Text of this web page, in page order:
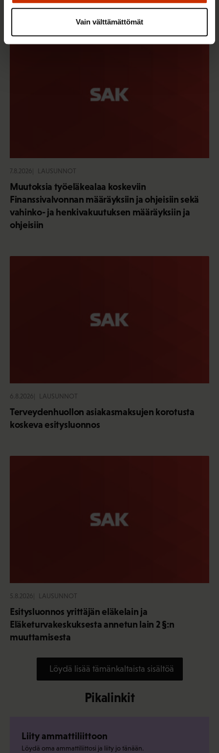
Vain välttämättömät
Sinua saattaa myös kiinnostaa
7.8.2026 LAUSUNNOT
Muutoksia työeläkealaa koskeviin
Finanssivalvonnan määräyksiin ja ohjeisiin sekä
vahinko- ja henkivakuutuksen määräyksiin ja
ohjeisiin
6.8.2026 LAUSUNNOT
Terveydenhuollon asiakasmaksujen korotusta
koskeva esitysluonnos
5.8.2026 LAUSUNNOT
Esitysluonnos yrittäjän eläkelain ja
Eläketurvakeskuksesta annetun lain 2 §:n
muuttamisesta
Löydä lisää tämänkaltaista sisältöä
Pikalinkit
Liity ammattiliittoon
Löydä oma ammattiliittosi ja liity jo tänään.